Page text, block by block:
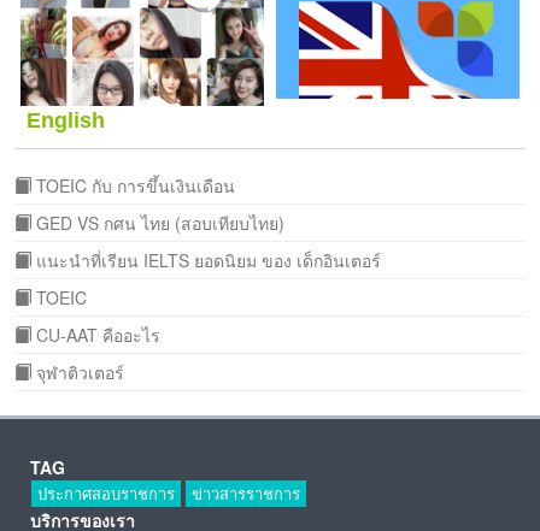
English
TOEIC กับ การขึ้นเงินเดือน
GED VS กศน ไทย (สอบเทียบไทย)
แนะนำที่เรียน IELTS ยอดนิยม ของ เด็กอินเตอร์
TOEIC
CU-AAT คืออะไร
จุฬาติวเตอร์
TAG
ประกาศสอบราชการ ข่าวสารราชการ
บริการของเรา